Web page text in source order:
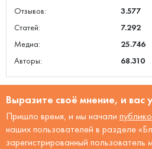
Отзывов:
3.577
Статей:
7.292
Медиа:
25.746
Авторы:
68.310
Выразите своё мнение, и вас
Пришло время, и мы начали
наших пользователей в разделе
зарегистрированный пользователь